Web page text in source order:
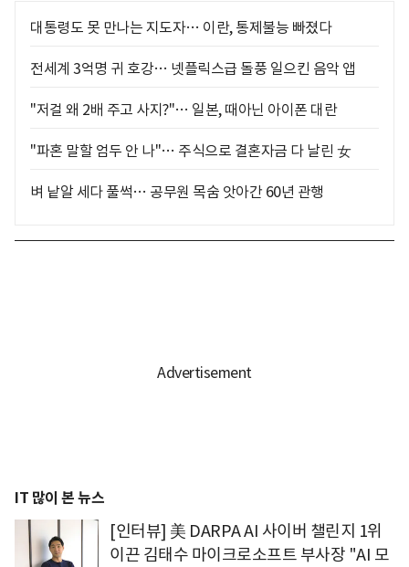
대통령도 못 만나는 지도자… 이란, 통제불능 빠졌다
전세계 3억명 귀 호강… 넷플릭스급 돌풍 일으킨 음악 앱
"저걸 왜 2배 주고 사지?"… 일본, 때아닌 아이폰 대란
"파혼 말할 엄두 안 나"… 주식으로 결혼자금 다 날린 女
벼 낱알 세다 풀썩… 공무원 목숨 앗아간 60년 관행
IT 많이 본 뉴스
[인터뷰] 美 DARPA AI 사이버 챌린지 1위
이끈 김태수 마이크로소프트 부사장 "AI 모